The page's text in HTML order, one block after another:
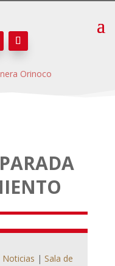
Noticias | Sala de